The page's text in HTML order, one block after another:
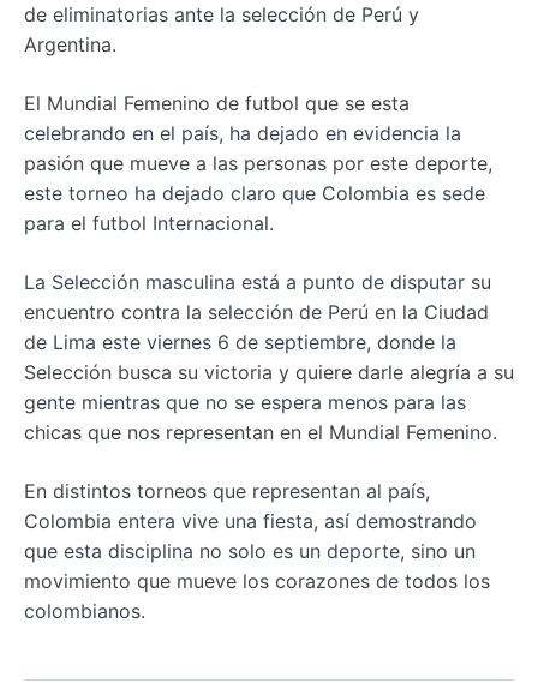
de eliminatorias ante la selección de Perú y
Argentina.
El Mundial Femenino de futbol que se esta
celebrando en el país, ha dejado en evidencia la
pasión que mueve a las personas por este deporte,
este torneo ha dejado claro que Colombia es sede
para el futbol Internacional.
La Selección masculina está a punto de disputar su
encuentro contra la selección de Perú en la Ciudad
de Lima este viernes 6 de septiembre, donde la
Selección busca su victoria y quiere darle alegría a su
gente mientras que no se espera menos para las
chicas que nos representan en el Mundial Femenino.
En distintos torneos que representan al país,
Colombia entera vive una fiesta, así demostrando
que esta disciplina no solo es un deporte, sino un
movimiento que mueve los corazones de todos los
colombianos.